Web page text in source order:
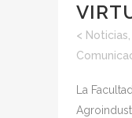
< Noticias
La